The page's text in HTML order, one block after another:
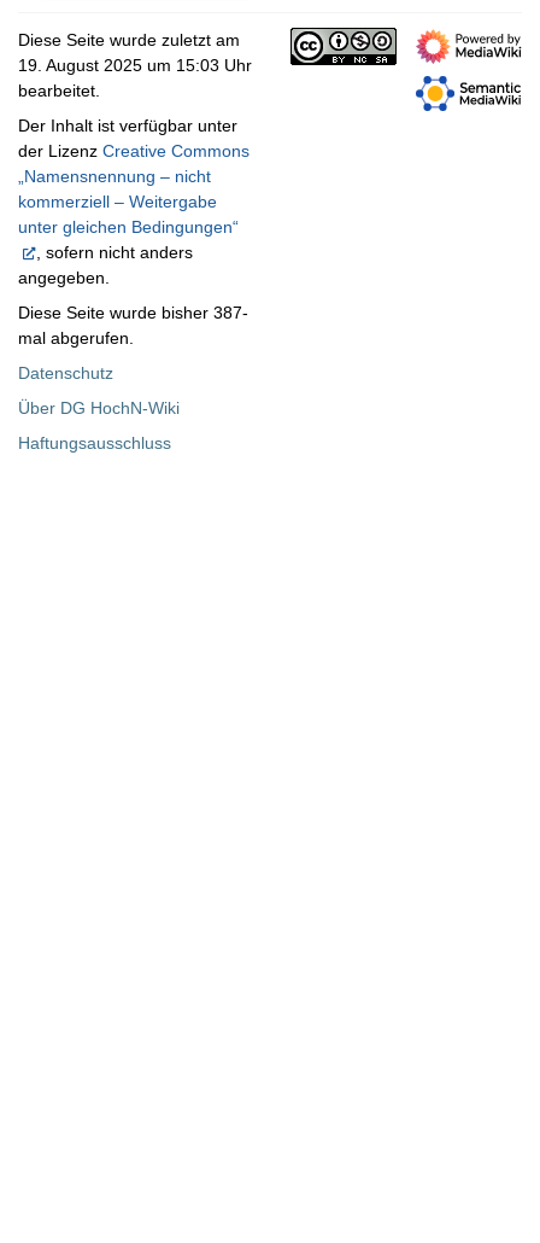
Diese Seite wurde zuletzt am
19. August 2025 um 15:03 Uhr
bearbeitet.
Der Inhalt ist verfügbar unter
der Lizenz Creative Commons
„Namensnennung – nicht
kommerziell – Weitergabe
unter gleichen Bedingungen“
, sofern nicht anders
angegeben.
Diese Seite wurde bisher 387-
mal abgerufen.
Datenschutz
Über DG HochN-Wiki
Haftungsausschluss